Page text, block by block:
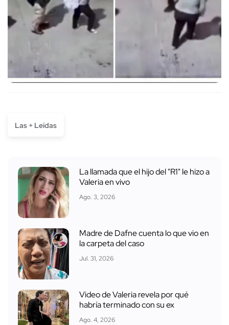
Las + Leídas
La llamada que el hijo del "R1" le hizo a
Valeria en vivo
Ago. 3, 2026
Madre de Dafne cuenta lo que vio en
la carpeta del caso
Jul. 31, 2026
Video de Valeria revela por qué
habría terminado con su ex
Ago. 4, 2026